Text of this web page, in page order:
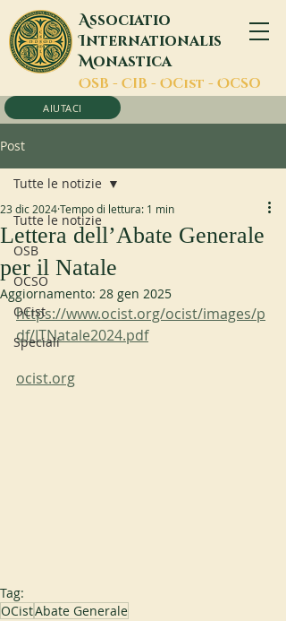
Associatio
Internationalis
Monastica
OSB - CIB - OCist - OCSO
AIUTACI
Post
Tutte le notizie
OSB
OCSO
OCist
Speciali
Tutte le notizie
Lettera dell’Abate Generale
per il Natale
23 dic 2024Tempo di lettura: 1 min
Aggiornamento: 28 gen 2025
https://www.ocist.org/ocist/images/p
df/ITNatale2024.pdf
ocist.org
Tag:
OCistAbate Generale